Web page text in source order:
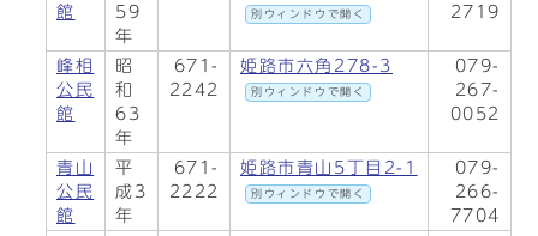
館
59
年
別ウィンドウで開く
2719
峰相
公民
館
昭
和
63
年
671-
2242
姫路市六角278-3
別ウィンドウで開く
079-
267-
0052
青山
公民
館
平
成3
年
671-
2222
姫路市青山5丁目2-1
別ウィンドウで開く
079-
266-
7704